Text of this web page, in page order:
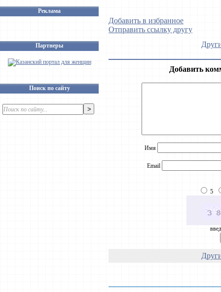
Реклама
Партнеры
Поиск по сайту
Добавить в избранное
Отправить ссылку другу
Добавить
Имя
Email
5